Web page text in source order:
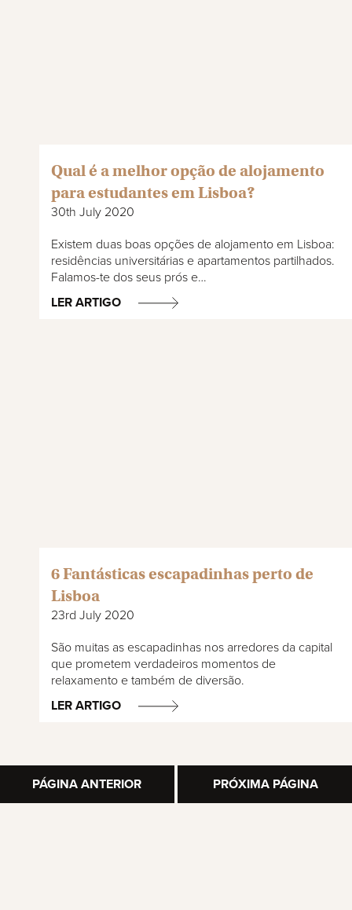
Qual é a melhor opção de alojamento
para estudantes em Lisboa?
30th July 2020
Existem duas boas opções de alojamento em Lisboa:
residências universitárias e apartamentos partilhados.
Falamos-te dos seus prós e…
LER ARTIGO
6 Fantásticas escapadinhas perto de
Lisboa
23rd July 2020
São muitas as escapadinhas nos arredores da capital
que prometem verdadeiros momentos de
relaxamento e também de diversão.
LER ARTIGO
PÁGINA ANTERIOR PRÓXIMA PÁGINA